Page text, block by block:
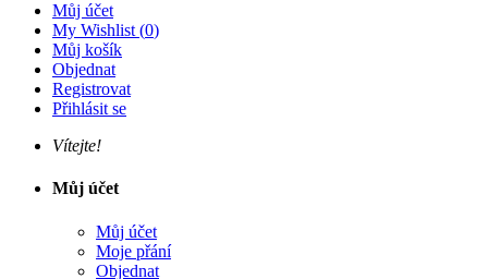
Můj účet
My Wishlist (0)
Můj košík
Objednat
Registrovat
Přihlásit se
Vítejte!
Můj účet
Můj účet
Moje přání
Objednat